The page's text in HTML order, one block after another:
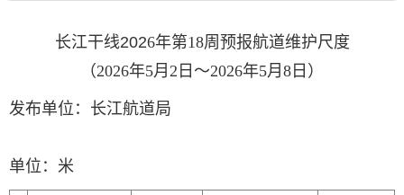
长江干线2026年第18周预报航道维护尺度
（2026年5月 2 日～2026年5月 8 日）
发布单位：长江航道局
单位： 米